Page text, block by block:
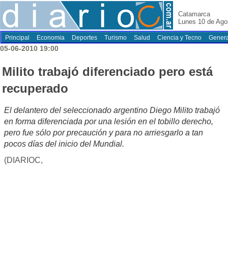
Catamarca
Lunes 10 de
Principal Economia Deportes Turismo Salud Ciencia y Tecno
05-06-2010 19:00
Milito trabajó diferenciado pero está
recuperado
El delantero del seleccionado argentino Diego Milito trabajó
en forma diferenciada por una lesión en el tobillo derecho,
pero fue sólo por precaución y para no arriesgarlo a tan
pocos días del inicio del Mundial.
(DIARIOC,